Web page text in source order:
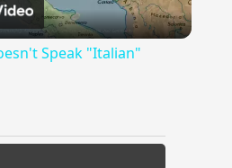
Video
Speak "Italian"